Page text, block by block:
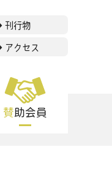
刊行物
アクセス
賛助会員